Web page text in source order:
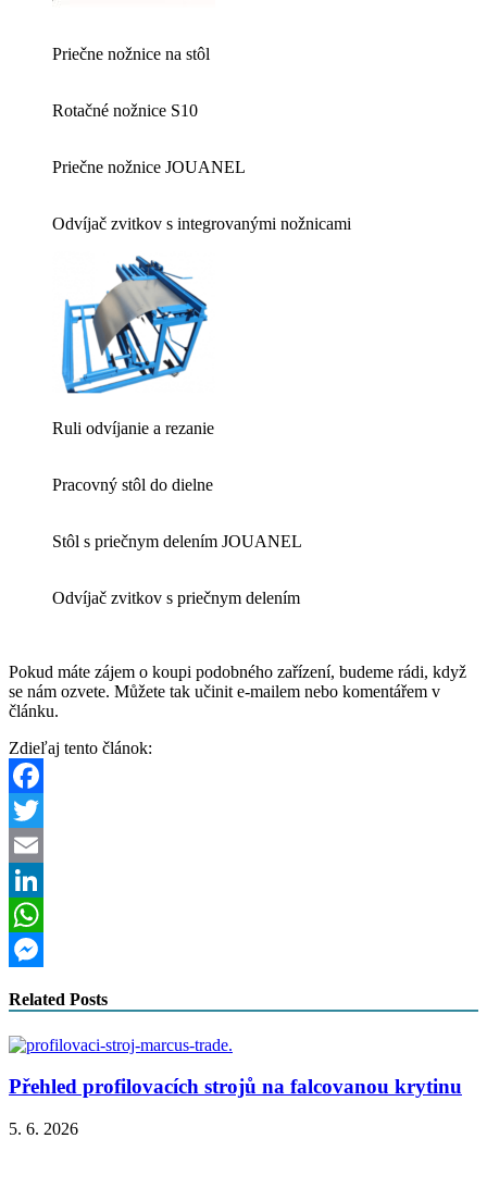
Priečne nožnice na stôl
Rotačné nožnice S10
Priečne nožnice JOUANEL
Odvíjač zvitkov s integrovanými nožnicami
Ruli odvíjanie a rezanie
Pracovný stôl do dielne
Stôl s priečnym delením JOUANEL
Odvíjač zvitkov s priečnym delením
Pokud máte zájem o koupi podobného zařízení, budeme rádi, když
se nám ozvete. Můžete tak učinit e-mailem nebo komentářem v
článku.
Zdieľaj tento článok:
Facebook
Twitter
Email
LinkedIn
WhatsApp
Related Posts
Přehled profilovacích strojů na falcovanou krytinu
5. 6. 2026